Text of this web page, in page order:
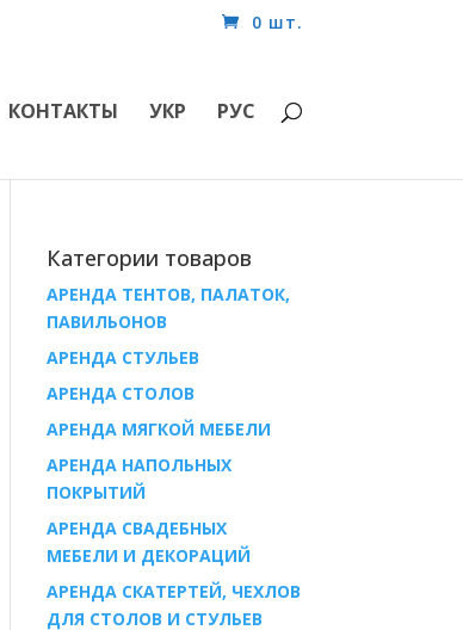
0 шт.
КОНТАКТЫ УКР РУС
Категории товаров
АРЕНДА ТЕНТОВ, ПАЛАТОК,
ПАВИЛЬОНОВ
AРЕНДА СТУЛЬЕВ
AРЕНДА СТОЛОВ
АРЕНДА МЯГКОЙ МЕБЕЛИ
АРЕНДА НАПОЛЬНЫХ
ПОКРЫТИЙ
АРЕНДА СВАДЕБНЫХ
МЕБЕЛИ И ДЕКОРАЦИЙ
АРЕНДА СКАТЕРТЕЙ, ЧЕХЛОВ
ДЛЯ СТОЛОВ И СТУЛЬЕВ